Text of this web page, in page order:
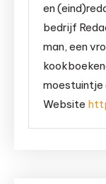
en
bedrijf
man, een
moestuintje
Website